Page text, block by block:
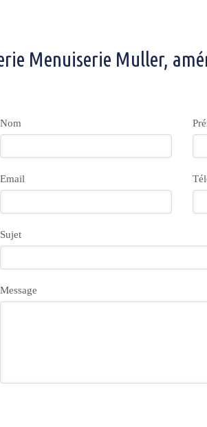
Menuiserie Muller,
Nom
Email
Sujet
Message